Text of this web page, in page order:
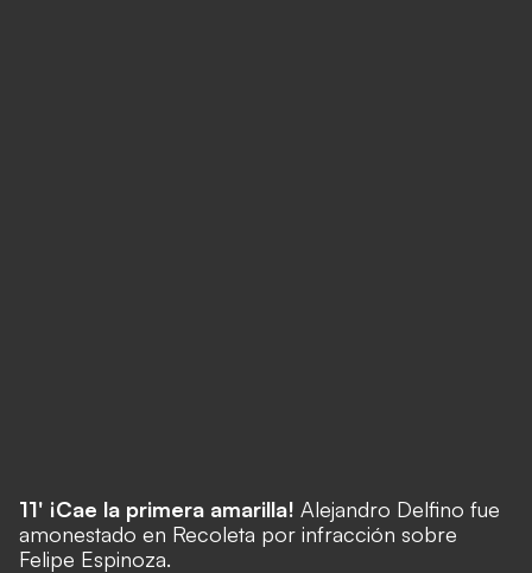
11' ¡Cae la primera amarilla! Alejandro Delfino fue
amonestado en Recoleta por infracción sobre
Felipe Espinoza.